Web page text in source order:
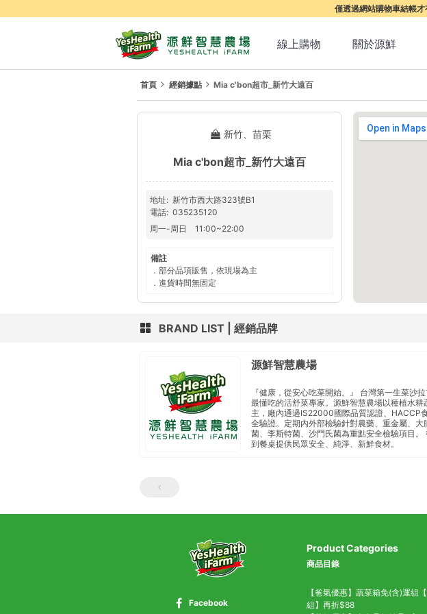
僅透過網站購物車結帳
線上購物 關於源鮮
首頁 經銷據點 Mia c'bon超市_新竹大遠百
新竹、苗栗
Mia c'bon超市_新竹大遠百
地址
新竹市西大路323號B1
電話 035235120
周一-周日 11:00~22:00
備註
．部分品項販售，依現場為主
．進貨時間無固定
BRAND LIST 經銷品牌
源鮮智慧農場
『健康，從安心吃菜開始。』 台灣第一生菜沙拉
最懂吃的活舒菜專家。源鮮智慧農場以種植水耕
主， 廠內通過IS22000國際品質認證、HACCP
全驗證。定期內外部檢驗 針對農藥、重金屬、大
菌、李斯特菌、沙門氏菌 為重點安全檢驗項目 。
到餐桌 提供民眾安全、純淨、新鮮食材。
Facebook
Product Categories
商品目錄
【爸氣優惠】蔬菜箱免(含)運組
組】再折$88